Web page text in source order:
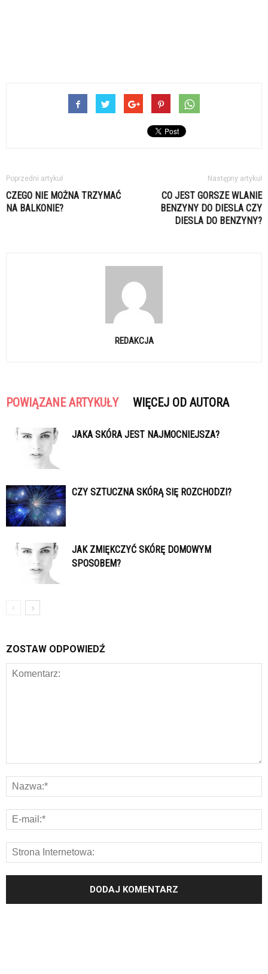
Poprzedni artykuł
CZEGO NIE MOŻNA TRZYMAĆ
NA BALKONIE?
Następny artykuł
CO JEST GORSZE WLANIE
BENZYNY DO DIESLA CZY
DIESLA DO BENZYNY?
REDAKCJA
POWIĄZANE ARTYKUŁY WIĘCEJ OD AUTORA
JAKA SKÓRA JEST NAJMOCNIEJSZA?
CZY SZTUCZNA SKÓRĄ SIĘ ROZCHODZI?
JAK ZMIĘKCZYĆ SKÓRĘ DOMOWYM
SPOSOBEM?
ZOSTAW ODPOWIEDŹ